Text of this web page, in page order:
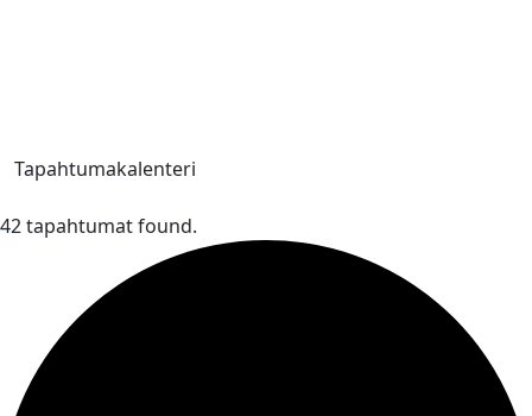
Tapahtumakalenteri
42 tapahtumat found.